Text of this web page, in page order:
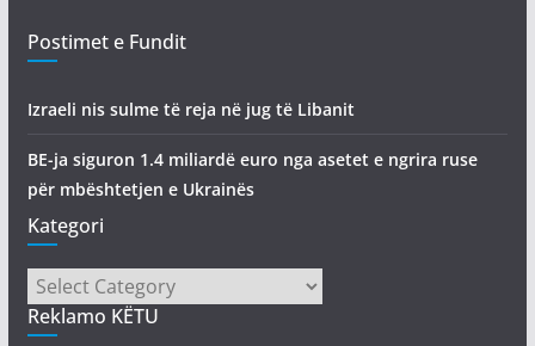
Postimet e Fundit
Izraeli nis sulme të reja në jug të Libanit
BE-ja siguron 1.4 miliardë euro nga asetet e ngrira ruse
për mbështetjen e Ukrainës
Kategori
Kategori
Reklamo KËTU